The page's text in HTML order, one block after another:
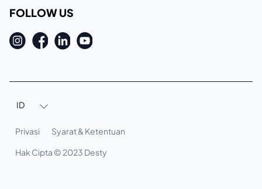
FOLLOW US
ID 
Privasi
Syarat & Ketentuan
Hak Cipta © 2023 Desty